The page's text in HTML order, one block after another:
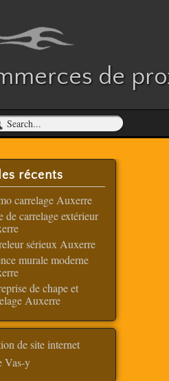
de
récents
carrelage Auxerre
de carrelage extérieur
sérieux Auxerre
murale moderne
de chape et
Auxerre